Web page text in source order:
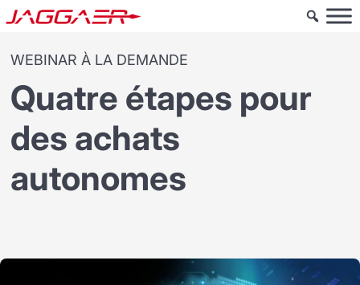
WEBINAR À LA DEMANDE
Quatre étapes pour
des achats
autonomes